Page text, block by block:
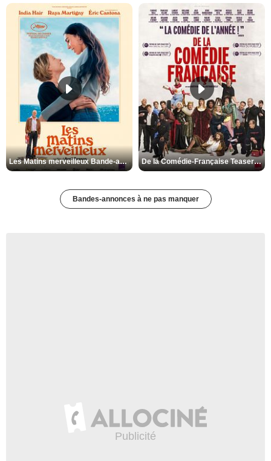
Les Matins merveilleux Bande-annonce VF De la Comédie-Française Teaser VF
Bandes-annonces à ne pas manquer